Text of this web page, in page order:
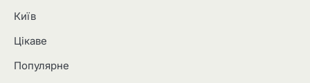
Київ
Цікаве
Популярне